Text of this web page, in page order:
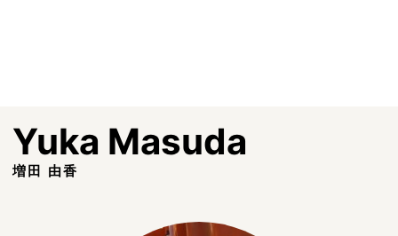
Yuka Masuda
増田 由香